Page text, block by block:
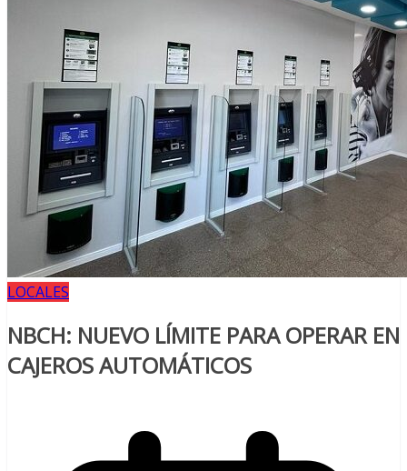
LOCALES
NBCH: NUEVO LÍMITE PARA OPERAR EN
CAJEROS AUTOMÁTICOS